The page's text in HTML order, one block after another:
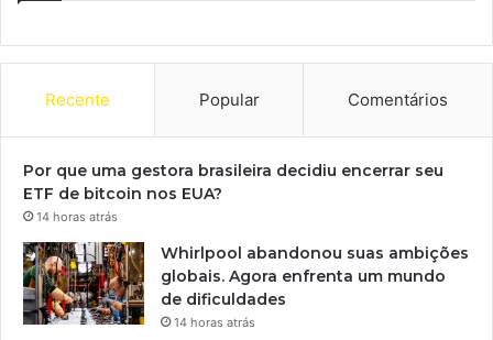
Recente Popular Comentários
Por que uma gestora brasileira decidiu encerrar seu
ETF de bitcoin nos EUA?
14 horas atrás
Whirlpool abandonou suas ambições
globais. Agora enfrenta um mundo
de dificuldades
14 horas atrás